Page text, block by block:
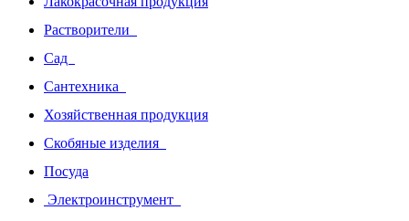
Растворители
Сад
Сантехника
Хозяйственная продукция
Скобяные изделия
Посуда
Электроинструмент